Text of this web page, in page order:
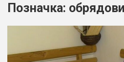
Позначка: